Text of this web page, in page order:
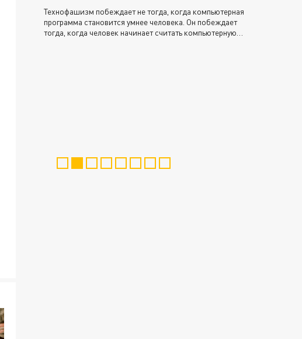
Технофашизм побеждает не тогда, когда компьютерная
программа становится умнее человека. Он побеждает
тогда, когда человек начинает считать компьютерную